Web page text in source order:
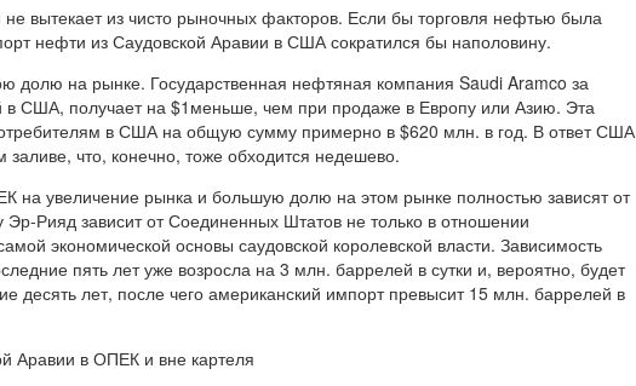
вытекает из чисто рыночных факторов. Если бы торговля нефтью была
нефти из Саудовской Аравии в США сократился бы наполовину.
долю на рынке. Государственная нефтяная компания Saudi Aramco за
США, получает на $1меньше, чем при продаже в Европу или Азию. Эта
в США на общую сумму примерно в $620 млн. в год. В ответ США
что, конечно, тоже обходится недешево.
на увеличение рынка и большую долю на этом рынке полностью зависят от
Рияд зависит от Соединенных Штатов не только в отношении
экономической основы саудовской королевской власти. Зависимость
пять лет уже возросла на 3 млн. баррелей в сутки и, вероятно, будет
десять лет, после чего американский импорт превысит 15 млн. баррелей в
Аравии в ОПЕК и вне картеля